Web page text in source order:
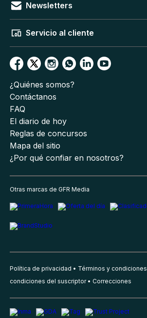
Newsletters
Servicio al cliente
¿Quiénes somos?
Contáctanos
FAQ
El diario de hoy
Reglas de concursos
Mapa del sitio
¿Por qué confiar en nosotros?
Otras marcas de GFR Media
Política de privacidad Términos y condiciones
condiciones del suscriptor
Correcciones